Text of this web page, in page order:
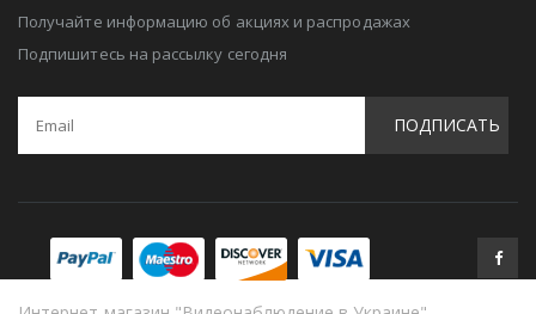
Получайте информацию об акциях и распродажах
Подпишитесь на рассылку сегодня
ПОДПИСАТЬ